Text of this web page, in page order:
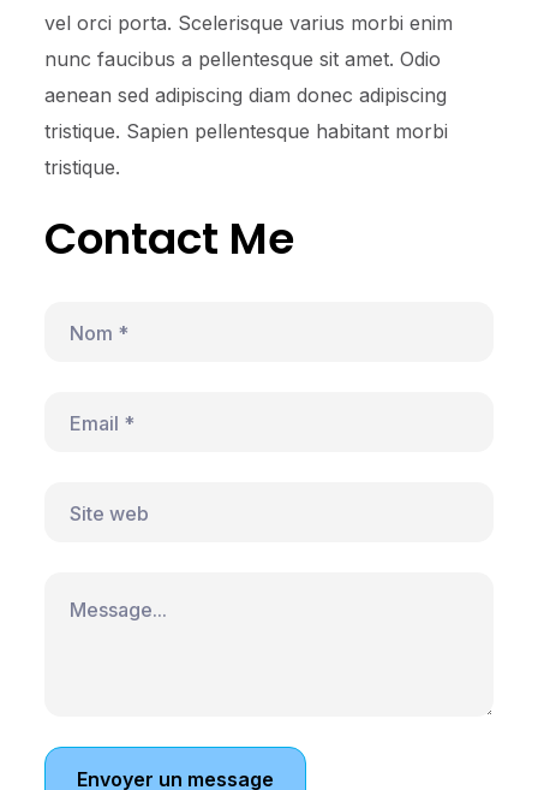
vel orci porta. Scelerisque varius morbi enim
nunc faucibus a pellentesque sit amet. Odio
aenean sed adipiscing diam donec adipiscing
tristique. Sapien pellentesque habitant morbi
tristique.
Contact Me